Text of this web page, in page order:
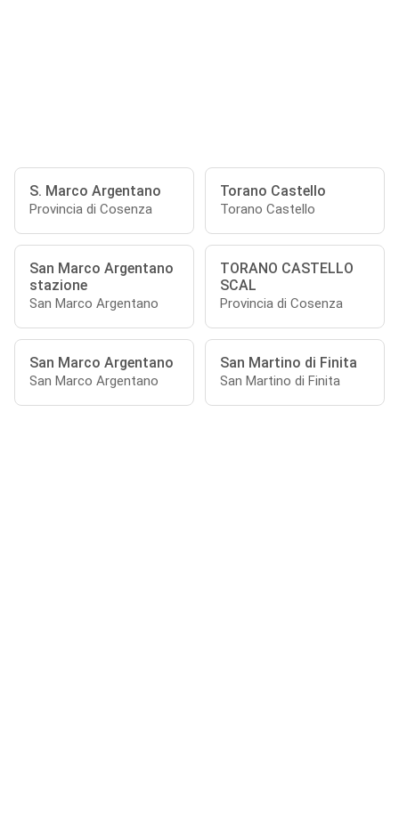
S. Marco Argentano
Provincia di Cosenza
Torano Castello
Torano Castello
San Marco Argentano
stazione
San Marco Argentano
TORANO CASTELLO
SCAL
Provincia di Cosenza
San Marco Argentano
San Marco Argentano
San Martino di Finita
San Martino di Finita